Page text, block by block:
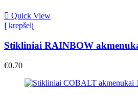
Quick View
Į krepšelį
Stikliniai RAINBOW
€0.70